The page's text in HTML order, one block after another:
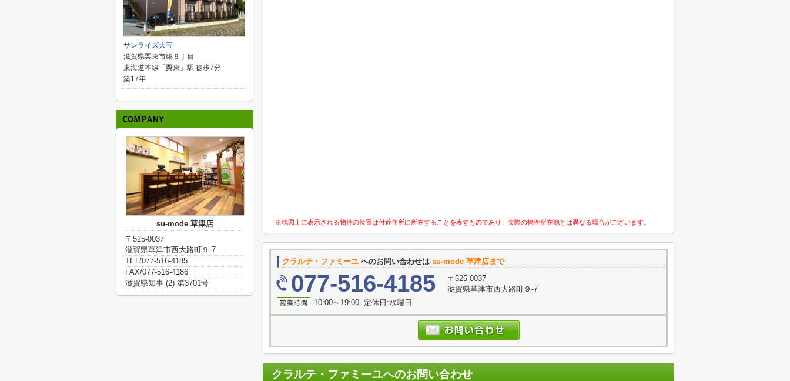
※地図上に表示される物件の位置は付近住所に所在することを表すものであり、実際の物件所在地とは異なる場合がございます。
クラルテ・ファミーユ へのお問い合わせは su-mode 草津店まで
077-516-4185
〒525-0037
滋賀県草津市西大路町９-7
10:00～19:00 定休日:水曜日
クラルテ・ファミーユへのお問い合わせ
サンライズ大宝
滋賀県栗東市綣８丁目
東海道本線「栗東」駅 徒歩7分
築17年
su-mode 草津店
〒525-0037
滋賀県草津市西大路町９-7
TEL/077-516-4185
FAX/077-516-4186
滋賀県知事 (2) 第3701号